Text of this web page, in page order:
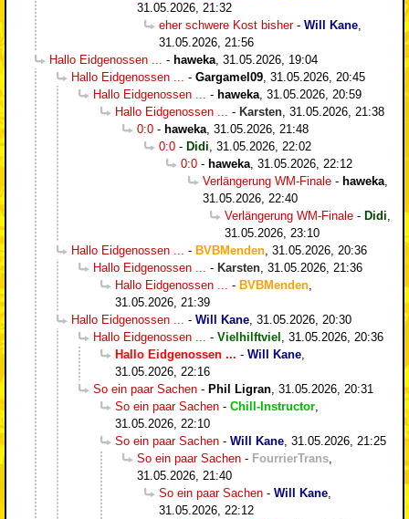
31.05.2026, 21:32
eher schwere Kost bisher- Will Kane,
31.05.2026, 21:56
Hallo Eidgenossen ... - haweka, 31.05.2026, 19:04
Hallo Eidgenossen ... - Gargamel09, 31.05.2026, 20:45
Hallo Eidgenossen ... - haweka, 31.05.2026, 20:59
Hallo Eidgenossen ... - Karsten, 31.05.2026, 21:38
0:0 - haweka, 31.05.2026, 21:48
0:0 - Didi, 31.05.2026, 22:02
0:0 - haweka, 31.05.2026, 22:12
Verlängerung WM-Finale - haweka,
31.05.2026, 22:40
Verlängerung WM-Finale - Didi,
31.05.2026, 23:10
Hallo Eidgenossen ... - BVBMenden, 31.05.2026, 20:36
Hallo Eidgenossen ... - Karsten, 31.05.2026, 21:36
Hallo Eidgenossen ... - BVBMenden,
31.05.2026, 21:39
Hallo Eidgenossen ... - Will Kane, 31.05.2026, 20:30
Hallo Eidgenossen ... - Vielhilftviel , 31.05.2026, 20:36
Hallo Eidgenossen ... - Will Kane,
31.05.2026, 22:16
So ein paar Sachen - Phil Ligran, 31.05.2026, 20:31
So ein paar Sachen - Chill-Instructor,
31.05.2026, 22:10
So ein paar Sachen - Will Kane, 31.05.2026, 21:25
So ein paar Sachen - FourrierTrans,
31.05.2026, 21:40
So ein paar Sachen - Will Kane,
31.05.2026, 22:12